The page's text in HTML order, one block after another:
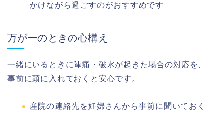
かけながら過ごすのがおすすめです
万が一のときの心構え
一緒にいるときに陣痛・破水が起きた場合の対応を、
事前に頭に入れておくと安心です。
産院の連絡先を妊婦さんから事前に聞いておく